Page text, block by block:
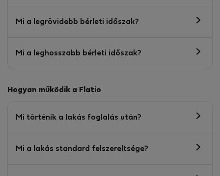
Mi a legrövidebb bérleti időszak?
Mi a leghosszabb bérleti időszak?
Hogyan működik a Flatio
Mi történik a lakás foglalás után?
Mi a lakás standard felszereltsége?